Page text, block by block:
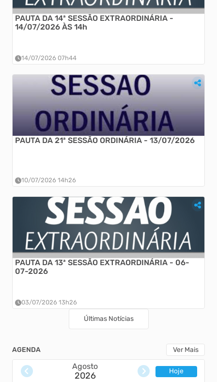
18ª SESSÃO ORDINÁRIA - 22/06/2026
18ª SESSÃO ORDINÁRIA - 22/06/2026...
17ª SESSÃO ORDINÁRIA - 15/06/2026
17ª SESSÃO ORDINÁRIA - 15/06/2026...
16ª SESSÃO ORDINÁRIA - 08/06/2026
16ª SESSÃO ORDINÁRIA - 08/06/2026...
PAUTA DA 14ª SESSÃO EXTRAORDINÁRIA -
14/07/2026 ÀS 14h
14/07/2026 07h44
PAUTA DA 21ª SESSÃO ORDINÁRIA - 13/07/2026
10/07/2026 14h26
PAUTA DA 13ª SESSÃO EXTRAORDINÁRIA - 06-
07-2026
03/07/2026 13h26
Últimas Notícias
AGENDA Ver Mais
Agosto
2026 Hoje